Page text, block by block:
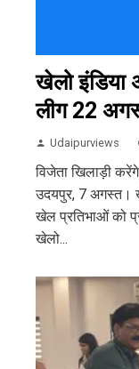
खेलो इंडिया
लीग 22
Udaipurviews
विजेता खिलाड़ी
उदयपुर, 7 अगस्त।
खेल प्रतिभाओं को
खेलो...